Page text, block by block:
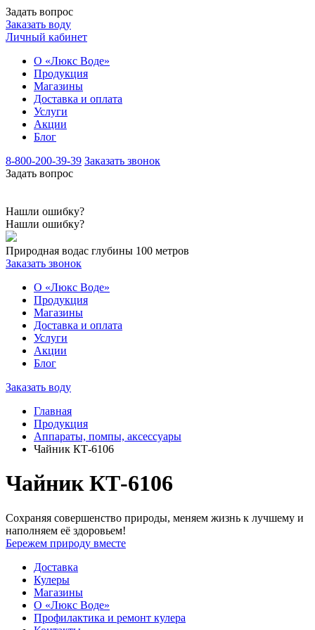
Задать вопрос
Заказать воду
Личный кабинет
О «Люкс Воде»
Продукция
Магазины
Доставка и оплата
Услуги
Акции
Блог
8-800-200-39-39 Заказать звонок
Задать вопрос
Нашли ошибку?
Нашли ошибку?
Природная водас глубины 100 метров
Заказать звонок
О «Люкс Воде»
Продукция
Магазины
Доставка и оплата
Услуги
Акции
Блог
Заказать воду
Главная
Продукция
Аппараты, помпы, аксессуары
Чайник КТ-6106
Чайник КТ-6106
Сохраняя совершенство природы, меняем жизнь к лучшему и
наполняем её здоровьем!
Бережем природу вместе
Доставка
Кулеры
Магазины
О «Люкс Воде»
Профилактика и ремонт кулера